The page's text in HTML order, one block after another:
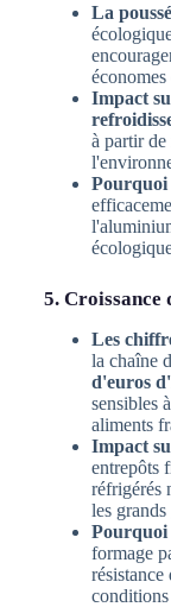
La
Impact
à partir de
Pourquoi
5. Croissance
Les
la chaîne
d'euros
sensibles
aliments
Impact
entrepôts
réfrigérés
les
Pourquoi
formage
conditions